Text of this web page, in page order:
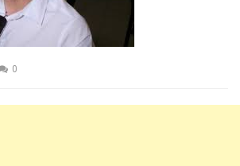
0